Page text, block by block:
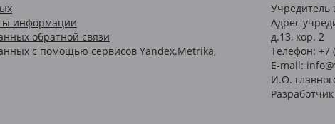
информации
обратной связи
с помощью сервисов Yandex.Metrika,
Адрес
д.13, кор. 2
Телефон: +7
E-mail:
И.О.